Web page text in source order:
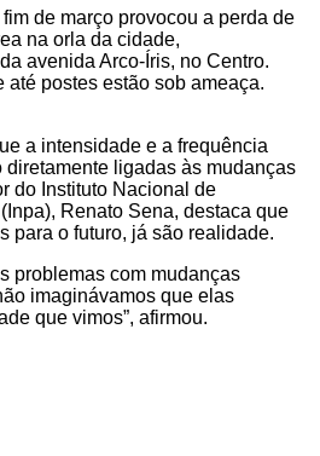
de março provocou a perda de
na orla da cidade,
avenida Arco-Íris, no Centro.
até postes estão sob ameaça.
a intensidade e a frequência
ligadas às mudanças
do Instituto Nacional de
Renato Sena, destaca que
para o futuro, já são realidade.
problemas com mudanças
imaginávamos que elas
que vimos”, afirmou.